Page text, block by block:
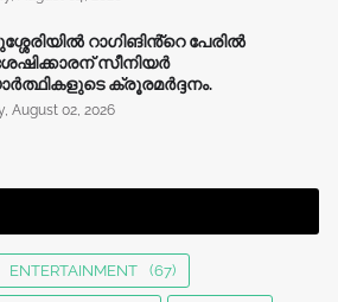
റാഗിങിൻ്റെ പേരിൽ
സീനിയർ
ക്രൂരമര്‍ദ്ദനം.
August 02, 2026
ENTERTAINMENT (67)